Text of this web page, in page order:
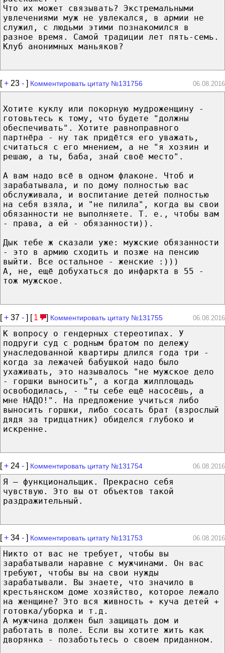
Что их может связывать? Экстремальными
увлечениями муж не увлекался, в армии не
служил, с людьми этими познакомился в
разное время. Самой традиции лет пять-семь.
Клуб анонимных маньяков?
[+ 23 - ] Комментировать цитату №131756 06.08.2016
Хотите куклу или покорную мудроженщину -
готовьтесь к тому, что будете "должны
обеспечивать". Хотите равноправного
партнёра - ну так придётся его уважать,
считаться с его мнением, а не "я хозяин и
решаю, а ты, баба, знай своё место".
А вам надо всё в одном флаконе. Чтоб и
зарабатывала, и по дому полностью вас
обслуживала, и воспитание детей полностью
на себя взяла, и "не пилила", когда вы свои
обязанности не выполняете. Т. е., чтобы вам
- права, а ей - обязанности)).
Дык тебе ж сказали уже: мужские обязанности
- это в армию сходить и позже на пенсию
выйти. Все остальное - женские :)))
А, не, ещё добухаться до инфаркта в 55 -
тож мужское.
[+ 37 - ] [ 1 ] Комментировать цитату №131755 06.08.2016
К вопросу о гендерных стереотипах. У
подруги суд с родным братом по дележу
унаследованной квартиры длился года три -
когда за лежачей бабушкой надо было
ухаживать, это называлось "не мужское дело
- горшки выносить", а когда жилплощадь
освободилась, - "ты себе ещё насосёшь, а
мне НАДО!". На предложение учиться либо
выносить горшки, либо сосать брат (взрослый
дядя за тридцатник) обиделся глубоко и
искренне.
[+ 24 - ] Комментировать цитату №131754 06.08.2016
Я — функциональщик. Прекрасно себя
чувствую. Это вы от объектов такой
раздражительный.
[+ 34 - ] Комментировать цитату №131753 06.08.2016
Никто от вас не требует, чтобы вы
зарабатывали наравне с мужчинами. Он вас
требуют, чтобы вы на свои нужды
зарабатывали. Вы знаете, что значило в
крестьянском доме хозяйство, которое лежало
на женщине? Это вся живность + куча детей +
готовка/уборка и т.д.
А мужчина должен был защищать дом и
работать в поле. Если вы хотите жить как
дворянка - позаботьтесь о своем приданном.